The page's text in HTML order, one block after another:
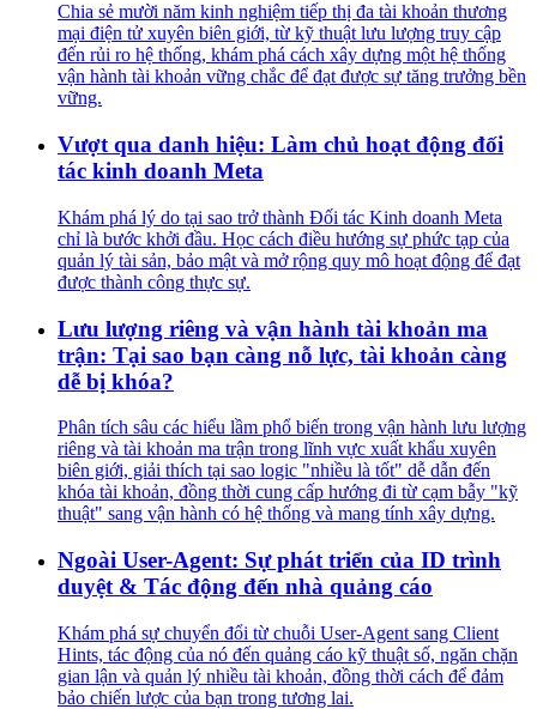
Chia sẻ mười năm kinh nghiệm tiếp thị đa tài khoản thương
mại điện tử xuyên biên giới, từ kỹ thuật lưu lượng truy cập
đến rủi ro hệ thống, khám phá cách xây dựng một hệ thống
vận hành tài khoản vững chắc để đạt được sự tăng trưởng bền
vững.
Vượt qua danh hiệu: Làm chủ hoạt động đối
tác kinh doanh Meta
Khám phá lý do tại sao trở thành Đối tác Kinh doanh Meta
chỉ là bước khởi đầu. Học cách điều hướng sự phức tạp của
quản lý tài sản, bảo mật và mở rộng quy mô hoạt động để đạt
được thành công thực sự.
Lưu lượng riêng và vận hành tài khoản ma
trận: Tại sao bạn càng nỗ lực, tài khoản càng
dễ bị khóa?
Phân tích sâu các hiểu lầm phổ biến trong vận hành lưu lượng
riêng và tài khoản ma trận trong lĩnh vực xuất khẩu xuyên
biên giới, giải thích tại sao logic "nhiều là tốt" dễ dẫn đến
khóa tài khoản, đồng thời cung cấp hướng đi từ cạm bẫy "kỹ
thuật" sang vận hành có hệ thống và mang tính xây dựng.
Ngoài User-Agent: Sự phát triển của ID trình
duyệt & Tác động đến nhà quảng cáo
Khám phá sự chuyển đổi từ chuỗi User-Agent sang Client
Hints, tác động của nó đến quảng cáo kỹ thuật số, ngăn chặn
gian lận và quản lý nhiều tài khoản, đồng thời cách để đảm
bảo chiến lược của bạn trong tương lai.